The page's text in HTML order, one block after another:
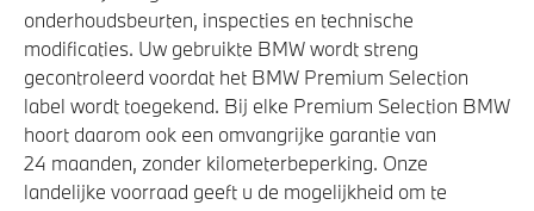
onderhoudsbeurten, inspecties en technische
modificaties. Uw gebruikte BMW wordt streng
gecontroleerd voordat het BMW Premium Selection
label wordt toegekend. Bij elke Premium Selection BMW
hoort daarom ook een omvangrijke garantie van
24 maanden, zonder kilometerbeperking. Onze
landelijke voorraad geeft u de mogelijkheid om te